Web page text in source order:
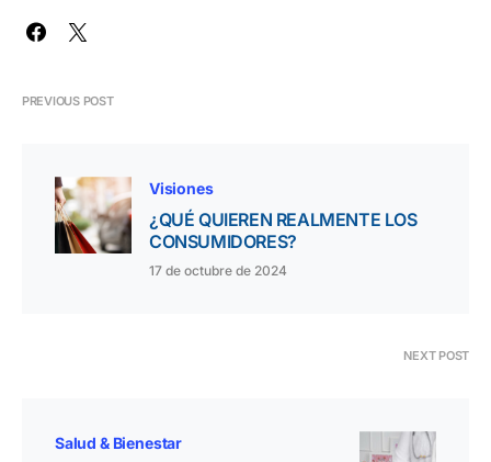
PREVIOUS POST
Visiones
¿QUÉ QUIEREN REALMENTE LOS
CONSUMIDORES?
17 de octubre de 2024
NEXT POST
Salud & Bienestar